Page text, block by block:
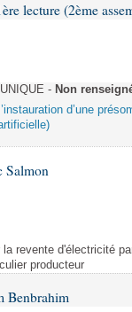
lecture (2ème
- Non
d’une
Salmon
revente d'électricité
producteur
Benbrahim